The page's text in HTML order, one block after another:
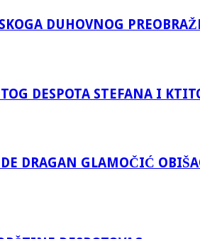
DUHOVNOG
DESPOTA STEFANA I
DRAGAN GLAMOČIĆ